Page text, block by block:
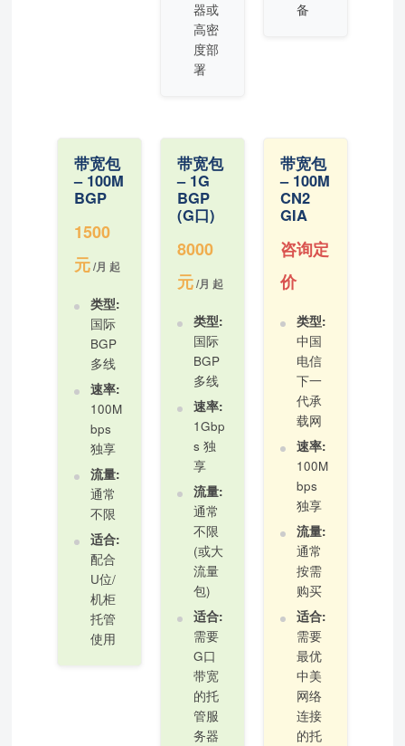
器或
高密
度部
署
备
带宽包
– 100M
BGP
1500
元/月 起
类型:
国际
BGP
多线
速率:
100M
bps
独享
流量:
通常
不限
适合:
配合
U位/
机柜
托管
使用
带宽包
– 1G
BGP
(G口)
8000
元/月 起
类型:
国际
BGP
多线
速率:
1Gbp
s 独
享
流量:
通常
不限
(或大
流量
包)
适合:
需要
G口
带宽
的托
管服
务器
带宽包
– 100M
CN2
GIA
咨询定
价
类型:
中国
电信
下一
代承
载网
速率:
100M
bps
独享
流量:
通常
按需
购买
适合:
需要
最优
中美
网络
连接
的托